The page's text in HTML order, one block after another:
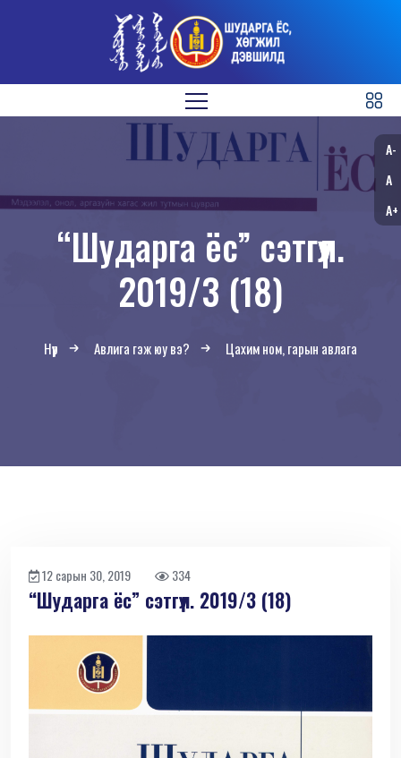
“Шударга ёс” сэтгүүл.
2019/3 (18)
Нүүр Авлига гэж юу вэ? Цахим ном, гарын авлага
12 сарын 30, 2019 334
“Шударга ёс” сэтгүүл. 2019/3 (18)
A-
A
A+